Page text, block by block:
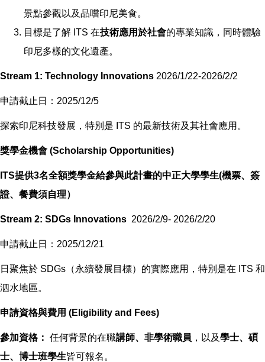
景點參觀以及品嚐印尼美食。
目標是了解 ITS 在技術應用於社會的專業知識，同時體驗
印尼多樣的文化遺產。
Stream 1: Technology Innovations 2026/1/22-2026/2/2
申請截止日：2025/12/5
探索印尼科技發展，特別是 ITS 的最新技術及其社會應用。
獎學金機會 (Scholarship Opportunities)
ITS提供3名全額獎學金給參與此計畫的中正大學學生(機票、簽
證、餐費須自理）
Stream 2: SDGs Innovations 2026/2/9- 2026/2/20
申請截止日：2025/12/21
日聚焦於 SDGs（永續發展目標）的實際應用，特別是在 ITS 和
泗水地區。
申請資格與費用 (Eligibility and Fees)
參加資格： 任何背景的在職講師、非學術職員 ，以及學士、碩
士、博士班學生皆可報名。